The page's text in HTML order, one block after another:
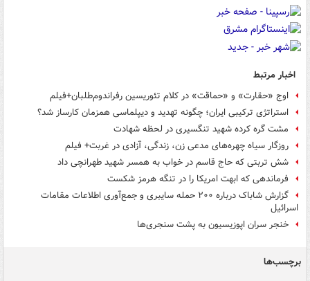
اخبار مرتبط
اوج «حقارت» و «حماقت» در کلام تئوریسین رفراندوم‌طلبان+فیلم
استراتژی ترکیبی ایران؛ چگونه تهدید و دیپلماسی همزمان کارساز شد؟
مشت گره کرده شهید تنگسیری در لحظه شهادت
روزگار سیاه چهره‌های مدعی زن، زندگی، آزادی در غربت+ فیلم
شش تربتی که حاج قاسم در خواب به همسر شهید طهرانچی داد
فرماندهی که ابهت امریکا را در تنگه هرمز شکست
گزارش شاباک درباره ۲۰۰ حمله سایبری و جمع‌آوری اطلاعات مقامات
اسرائیل
خنجر سران اپوزیسیون به پشت سنجری‌ها
برچسب‌ها